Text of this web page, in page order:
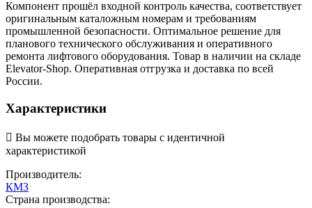
Компонент прошёл входной контроль качества, соответствует
оригинальным каталожным номерам и требованиям
промышленной безопасности. Оптимальное решение для
планового технического обслуживания и оперативного
ремонта лифтового оборудования. Товар в наличии на складе
Elevator-Shop. Оперативная отгрузка и доставка по всей
России.
Характеристики
 Вы можете подобрать товары с идентичной
характеристикой
Производитель:
КМЗ
Страна производства: